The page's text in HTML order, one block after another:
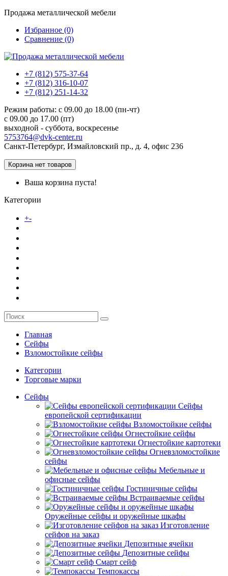
Продажа металлической мебели
Избранное (0)
Сравнение (0)
+7 (812) 575-37-64
+7 (812) 316-10-07
+7 (812) 251-14-32
Режим работы: c 09.00 до 18.00 (пн-чт)
c 09.00 до 17.00 (пт)
выходной - суббота, воскресенье
5753764@dvk-center.ru
Санкт-Петербург, Измайловский пр., д. 4, офис 236
Корзина нет товаров
Ваша корзина пуста!
Категории
+-
Главная
Сейфы
Взломостойкие сейфы
Категории
Торговые марки
Сейфы
Сейфы
европейской сертификации
Взломостойкие сейфы
Огнестойкие сейфы
Огнестойкие картотеки
Огневзломостойкие
сейфы
Мебельные и
офисные сейфы
Гостиничные сейфы
Встраиваемые сейфы
Оружейные сейфы и оружейные шкафы
Изготовление
сейфов на заказ
Депозитные ячейки
Депозитные сейфы
Смарт сейф
Темпокассы